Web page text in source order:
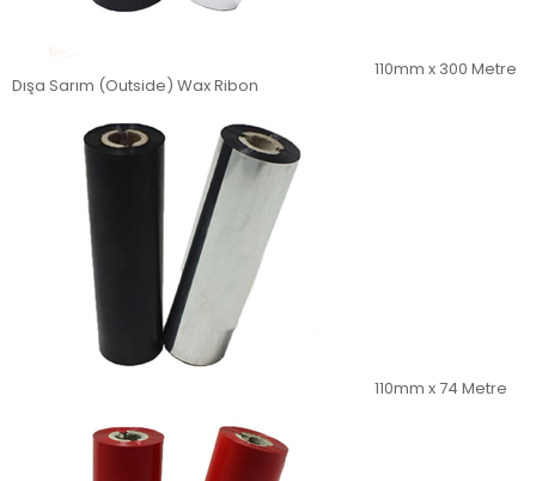
110mm x 300 Metre
Dışa Sarım (Outside) Wax Ribon
110mm x 74 Metre